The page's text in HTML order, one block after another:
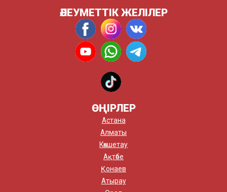
ӘЛЕУМЕТТІК ЖЕЛІЛЕР
ӨҢІРЛЕР
Астана
Алматы
Көкшетау
Ақтөбе
Қонаев
Атырау